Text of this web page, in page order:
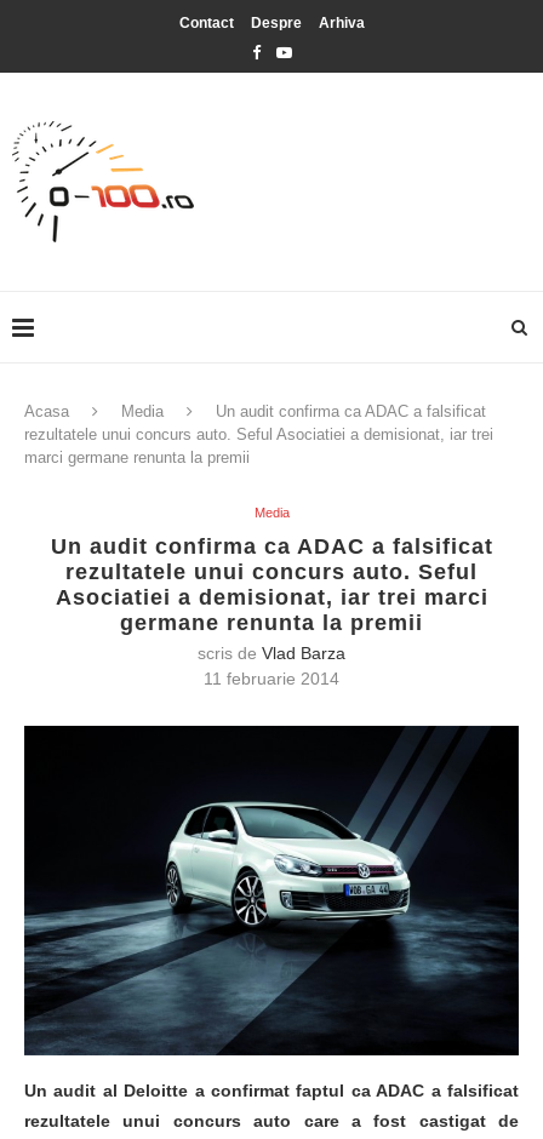
Contact Despre Arhiva
Acasa Media
Un audit confirma ca ADAC a falsificat
rezultatele unui concurs auto. Seful Asociatiei a demisionat, iar trei
marci germane renunta la premii
Media
Un audit confirma ca ADAC a falsificat
rezultatele unui concurs auto. Seful
Asociatiei a demisionat, iar trei marci
germane renunta la premii
scris de Vlad Barza
11 februarie 2014
Un audit al Deloitte a confirmat faptul ca ADAC a falsificat
rezultatele unui concurs auto care a fost castigat de